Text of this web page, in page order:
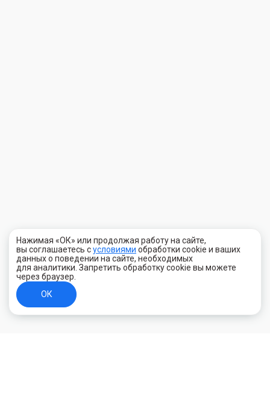
Нажимая «ОК» или продолжая работу на сайте,
вы соглашаетесь сусловиями обработки cookie и ваших
данных о поведении на сайте, необходимых
для аналитики. Запретить обработку cookie вы можете
через браузер.
ОК